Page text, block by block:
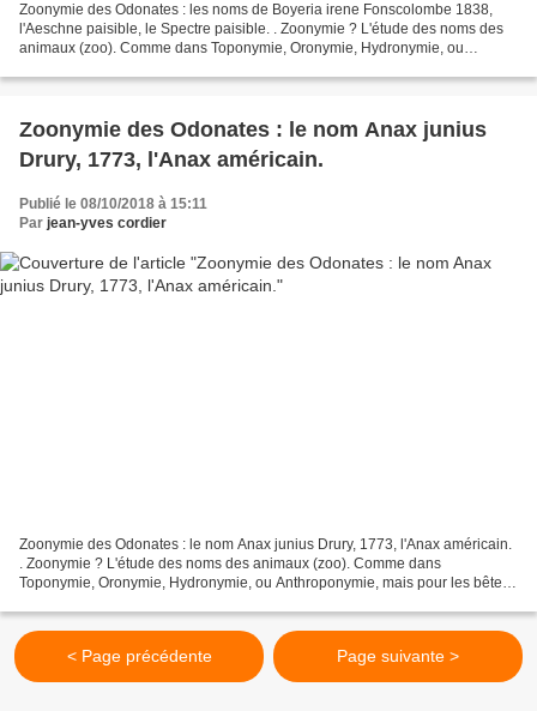
Zoonymie des Odonates : les noms de Boyeria irene Fonscolombe 1838,
l'Aeschne paisible, le Spectre paisible. . Zoonymie ? L'étude des noms des
animaux (zoo). Comme dans Toponymie, Oronymie, Hydronymie, ou
Zoonymie des Odonates : le nom Anax junius
Drury, 1773, l'Anax américain.
Publié le 08/10/2018 à 15:11
Par jean-yves cordier
Zoonymie des Odonates : le nom Anax junius Drury, 1773, l'Anax américain.
. Zoonymie ? L'étude des noms des animaux (zoo). Comme dans
Toponymie, Oronymie, Hydronymie, ou Anthroponymie, mais pour les bêtes.
< Page précédente Page suivante >